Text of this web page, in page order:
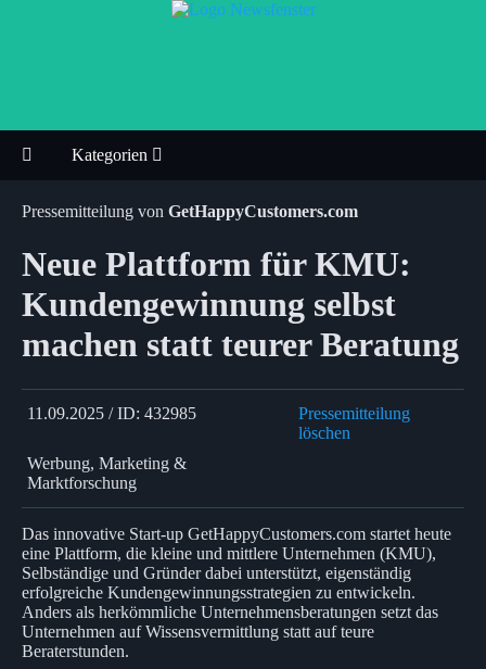
Kategorien
Pressemitteilung von GetHappyCustomers.com
Neue Plattform für KMU:
Kundengewinnung selbst
machen statt teurer Beratung
11.09.2025 / ID: 432985
Pressemitteilung
löschen
Werbung, Marketing &
Marktforschung
Das innovative Start-up GetHappyCustomers.com startet heute
eine Plattform, die kleine und mittlere Unternehmen (KMU),
Selbständige und Gründer dabei unterstützt, eigenständig
erfolgreiche Kundengewinnungsstrategien zu entwickeln.
Anders als herkömmliche Unternehmensberatungen setzt das
Unternehmen auf Wissensvermittlung statt auf teure
Beraterstunden.